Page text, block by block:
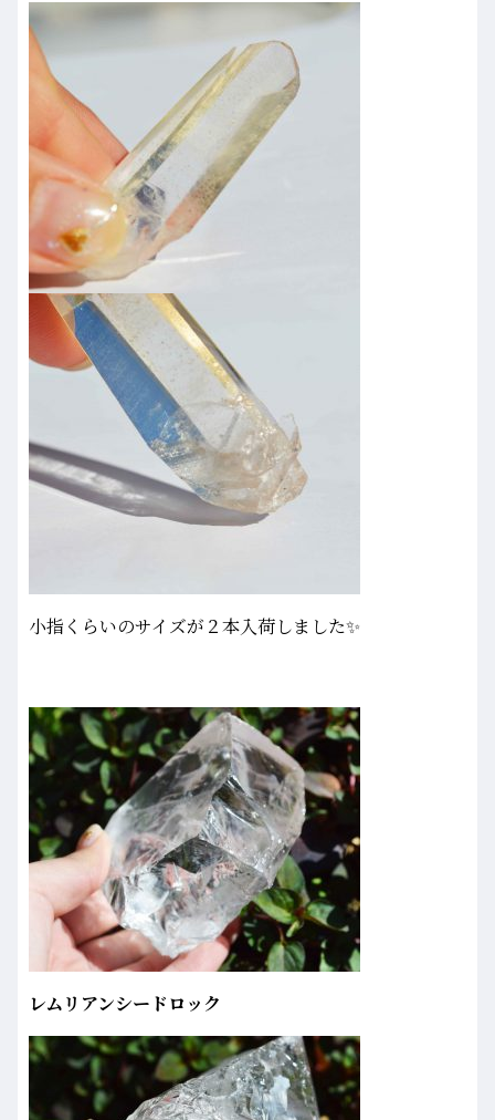
小指くらいのサイズが２本入荷しました✨
レムリアンシードロック